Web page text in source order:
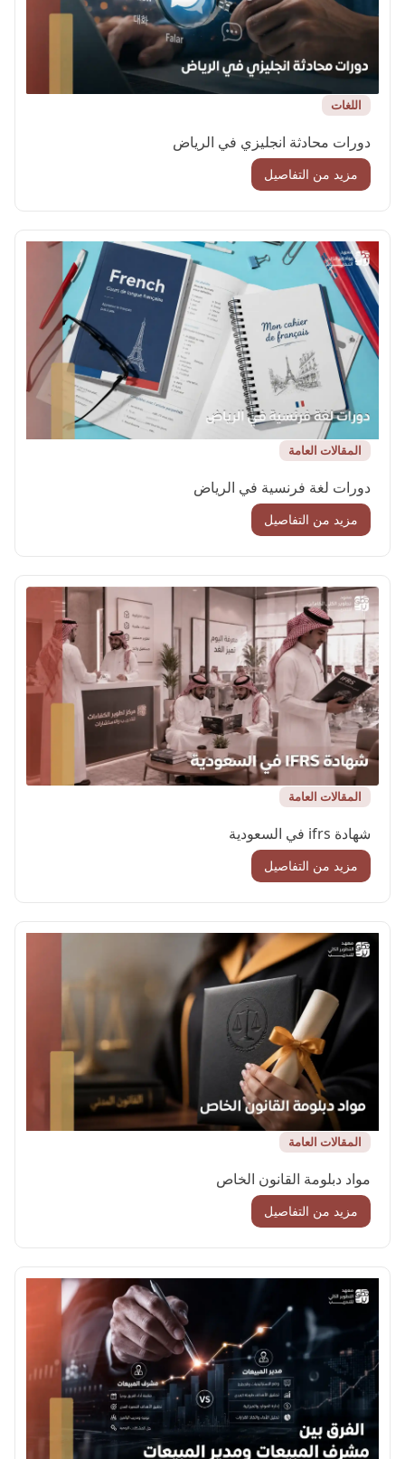
اللغات
دورات محادثة انجليزي في الرياض
مزيد من التفاصيل
المقالات العامة
دورات لغة فرنسية في الرياض
مزيد من التفاصيل
المقالات العامة
شهادة ifrs في السعودية
مزيد من التفاصيل
المقالات العامة
مواد دبلومة القانون الخاص
مزيد من التفاصيل